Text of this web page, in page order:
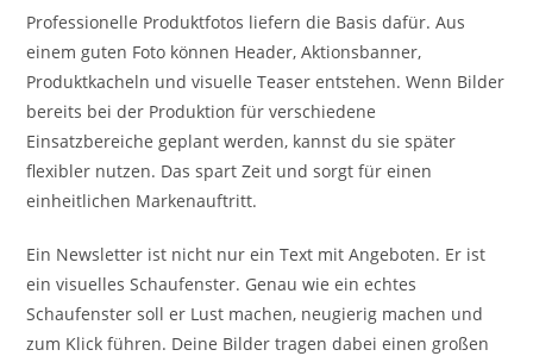
Professionelle Produktfotos liefern die Basis dafür. Aus
einem guten Foto können Header, Aktionsbanner,
Produktkacheln und visuelle Teaser entstehen. Wenn Bilder
bereits bei der Produktion für verschiedene
Einsatzbereiche geplant werden, kannst du sie später
flexibler nutzen. Das spart Zeit und sorgt für einen
einheitlichen Markenauftritt.
Ein Newsletter ist nicht nur ein Text mit Angeboten. Er ist
ein visuelles Schaufenster. Genau wie ein echtes
Schaufenster soll er Lust machen, neugierig machen und
zum Klick führen. Deine Bilder tragen dabei einen großen